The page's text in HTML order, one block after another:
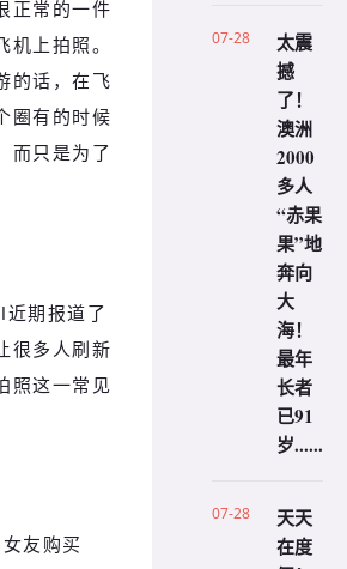
正常的一件
上拍照。
的话，在飞
圈有的时候
而只是为了
期报道了
很多人刷新
照这一常见
友购买
07-28
太震
撼
了！
澳洲
2000
多人
“赤果
果”地
奔向
大
海！
最年
长者
已91
岁......
07-28
天天
在度